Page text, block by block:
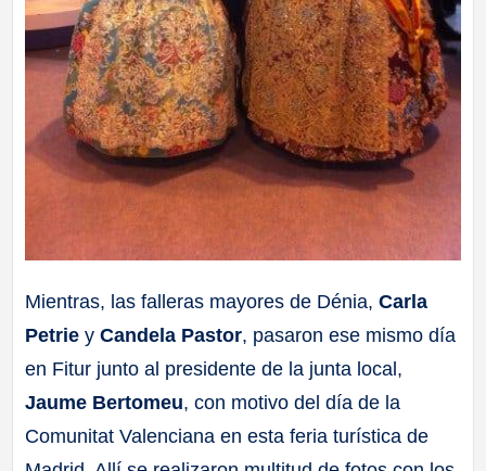
Mientras, las falleras mayores de Dénia,Carla
Petrie y Candela Pastor, pasaron ese mismo día
en Fitur junto al presidente de la junta local,
Jaume Bertomeu, con motivo del día de la
Comunitat Valenciana en esta feria turística de